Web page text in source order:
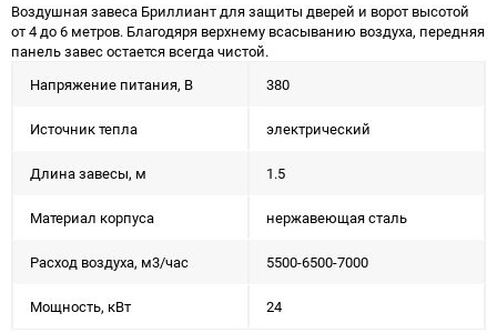
Воздушная завеса Бриллиант для защиты дверей и ворот высотой
от 4 до 6 метров. Благодяря верхнему всасыванию воздуха, передняя
панель завес остается всегда чистой.
Напряжение питания, В
380
Источник тепла электрический
Длина завесы, м 1.5
Материал корпуса нержавеющая сталь
Расход воздуха, м3/час 5500-6500-7000
Мощность, кВт 24